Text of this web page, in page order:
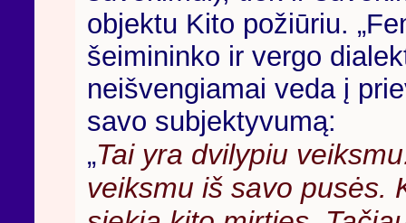
objektu Kito požiūriu.
šeimininko ir vergo
neišvengiamai veda į
savo subjektyvumą:
„Tai yra dvilypiu
veiksmu iš savo pusės.